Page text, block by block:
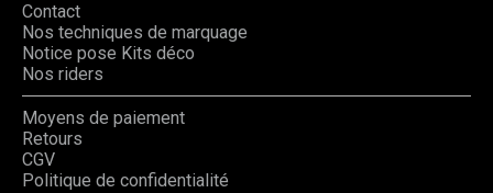
Contact
Nos techniques de marquage
Notice pose Kits déco
Nos riders
Moyens de paiement
Retours
CGV
Politique de confidentialité